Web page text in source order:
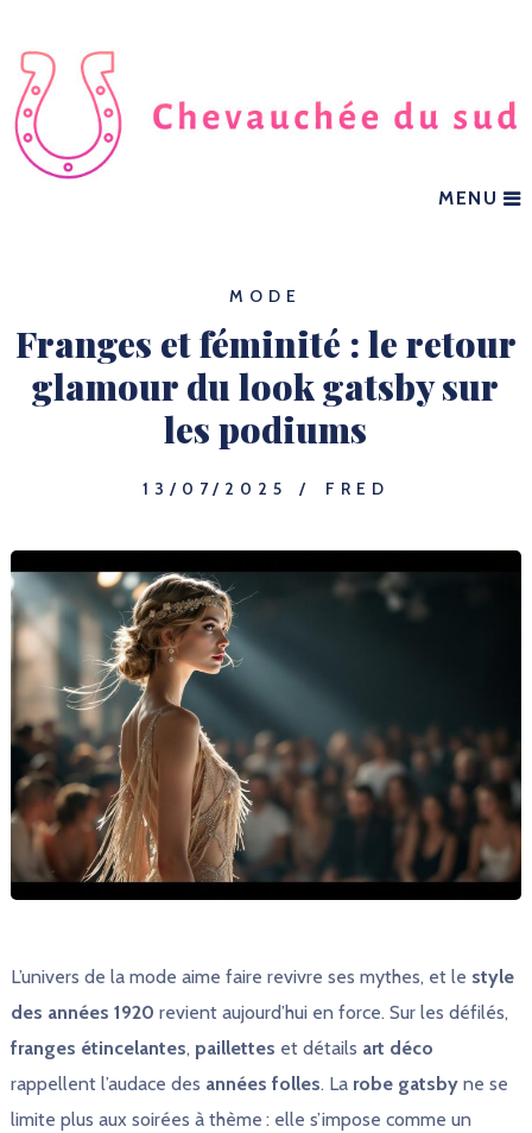
MENU
MODE
Franges et féminité : le retour
glamour du look gatsby sur
les podiums
13/07/2025 FRED
L’univers de la mode aime faire revivre ses mythes, et le style
des années 1920 revient aujourd’hui en force. Sur les défilés,
franges étincelantes, paillettes et détails art déco
rappellent l’audace des années folles. La robe gatsbyne se
limite plus aux soirées à thème : elle s’impose comme un